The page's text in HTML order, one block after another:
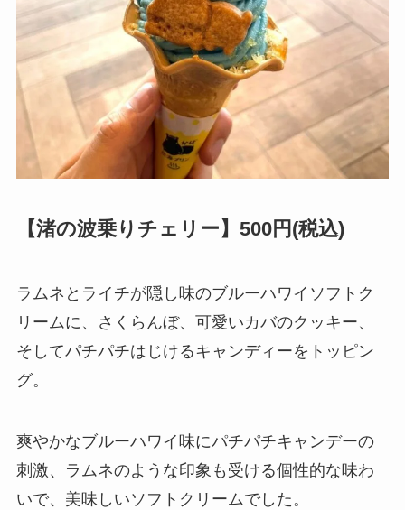
【渚の波乗りチェリー】500円(税込)
ラムネとライチが隠し味のブルーハワイソフトク
リームに、さくらんぼ、可愛いカバのクッキー、
そしてパチパチはじけるキャンディーをトッピン
グ。
爽やかなブルーハワイ味にパチパチキャンデーの
刺激、ラムネのような印象も受ける個性的な味わ
いで、美味しいソフトクリームでした。